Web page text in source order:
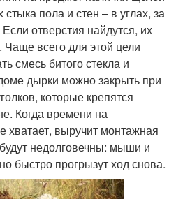
пола и стен – в углах, за
отверстия найдутся, их
всего для этой цели
смесь битого стекла и
дырки можно закрыть при
которые крепятся
Когда времени на
хватает, выручит монтажная
недолговечны: мыши и
быстро прогрызут ход снова.